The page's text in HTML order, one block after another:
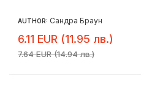
AUTHOR: Сандра Браун
6.11 EUR (11.95 лв.)
7.64 EUR (14.94 лв.)